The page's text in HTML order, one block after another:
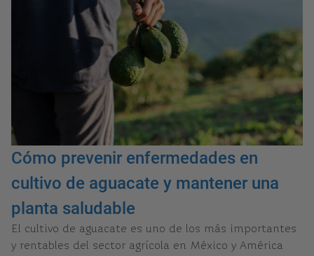
Cómo prevenir enfermedades en
cultivo de aguacate y mantener una
planta saludable
El cultivo de aguacate es uno de los más importantes
y rentables del sector agrícola en México y América